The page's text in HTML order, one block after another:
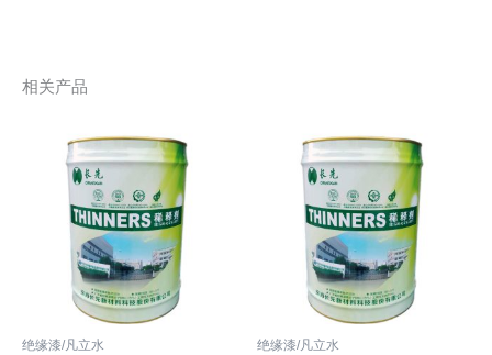
相关产品
绝缘漆/凡立水 绝缘漆/凡立水